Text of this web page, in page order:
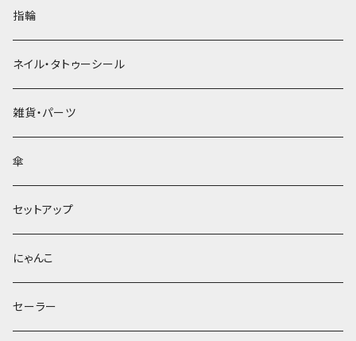
指輪
ネイル・タトゥーシール
雑貨・パーツ
傘
セットアップ
にゃんこ
セーラー